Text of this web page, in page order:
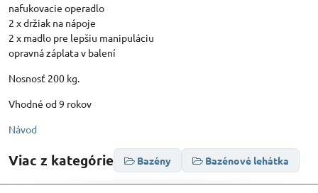
nafukovacie operadlo
2 x držiak na nápoje
2 x madlo pre lepšiu manipuláciu
opravná záplata v balení
Nosnosť 200 kg.
Vhodné od 9 rokov
Návod
Viac z kategórie Bazény Bazénové lehátka